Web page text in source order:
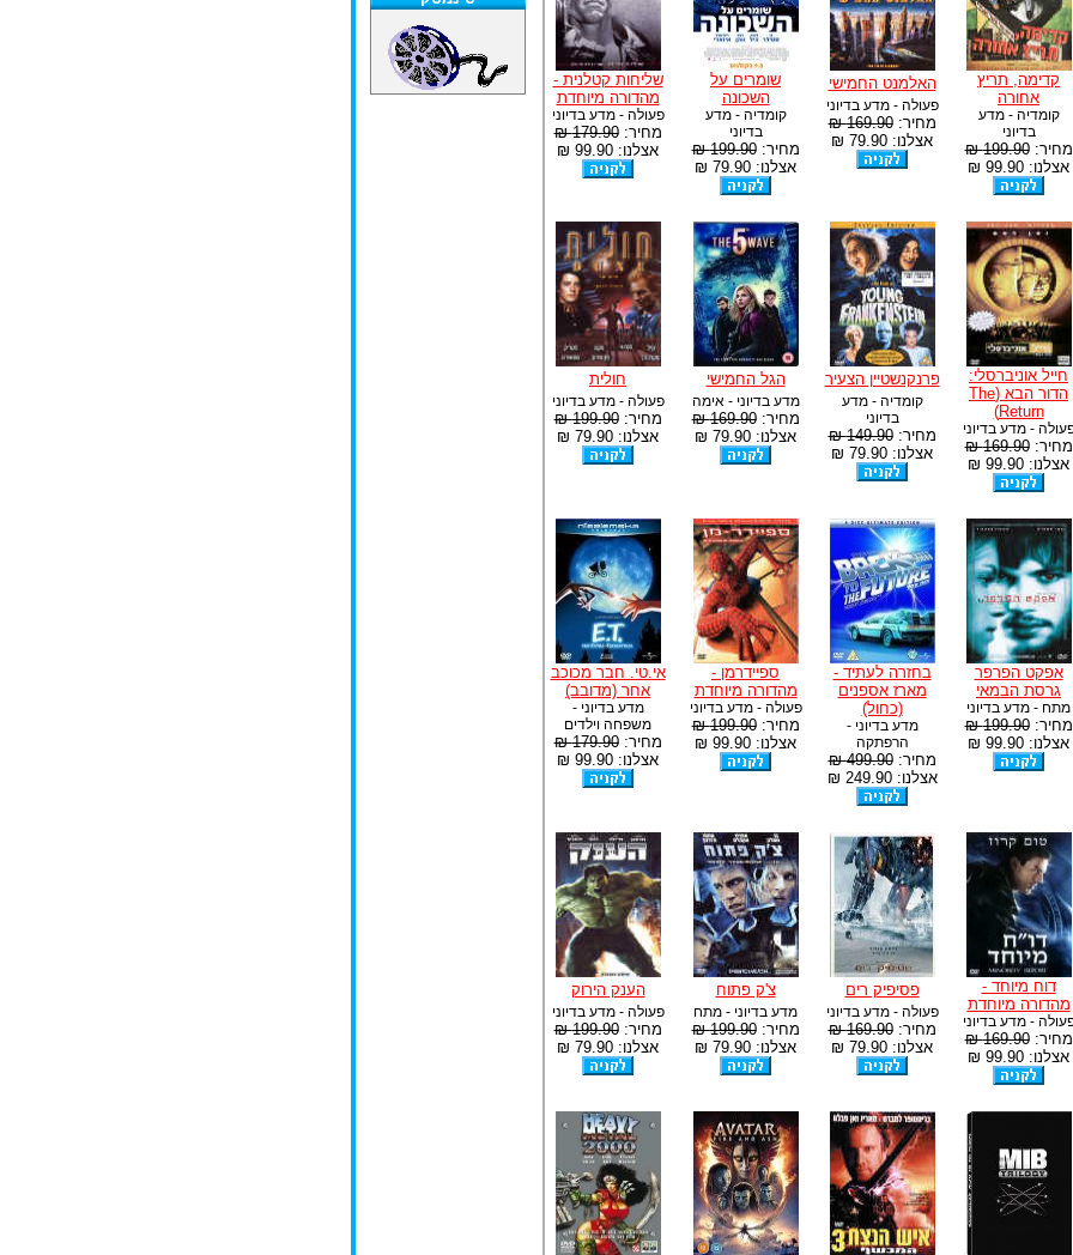
קדימה, תריץ
אחורה
קומדיה - מדע
בדיוני
מחיר:199.90 ₪
אצלנו: 99.90 ₪
האלמנט החמישי
פעולה - מדע בדיוני
מחיר:169.90 ₪
אצלנו: 79.90 ₪
שומרים על
השכונה
קומדיה - מדע
בדיוני
מחיר:199.90 ₪
אצלנו: 79.90 ₪
שליחות קטלנית -
מהדורה מיוחדת
פעולה - מדע בדיוני
מחיר:179.90 ₪
אצלנו: 99.90 ₪
חייל אוניברסלי:
הדור הבא (The
Return)
- מדע בדיוני
מחיר:169.90 ₪
אצלנו: 99.90 ₪
פרנקנשטיין הצעיר
קומדיה - מדע
בדיוני
מחיר:149.90 ₪
אצלנו: 79.90 ₪
הגל החמישי
מדע בדיוני - אימה
מחיר:169.90 ₪
אצלנו: 79.90 ₪
חולית
פעולה - מדע בדיוני
מחיר:199.90 ₪
אצלנו: 79.90 ₪
אפקט הפרפר
גרסת הבמאי
מתח - מדע בדיוני
מחיר:199.90 ₪
אצלנו: 99.90 ₪
בחזרה לעתיד -
מארז אספנים
(כחול)
מדע בדיוני -
הרפתקה
מחיר:499.90 ₪
אצלנו: 249.90 ₪
ספיידרמן -
מהדורה מיוחדת
פעולה - מדע בדיוני
מחיר:199.90 ₪
אצלנו: 99.90 ₪
אי.טי. חבר מכוכב
אחר (מדובב)
מדע בדיוני -
משפחה וילדים
מחיר:179.90 ₪
אצלנו: 99.90 ₪
דוח מיוחד -
מהדורה מיוחדת
- מדע בדיוני
מחיר:169.90 ₪
אצלנו: 99.90 ₪
פסיפיק רים
פעולה - מדע בדיוני
מחיר:169.90 ₪
אצלנו: 79.90 ₪
צ'ק פתוח
מדע בדיוני - מתח
מחיר:199.90 ₪
אצלנו: 79.90 ₪
הענק הירוק
פעולה - מדע בדיוני
מחיר:199.90 ₪
אצלנו: 79.90 ₪